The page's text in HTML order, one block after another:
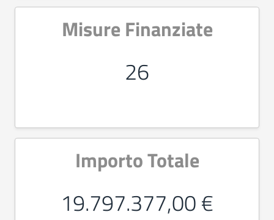
Misure Finanziate
26
Importo Totale
19.797.377,00 €